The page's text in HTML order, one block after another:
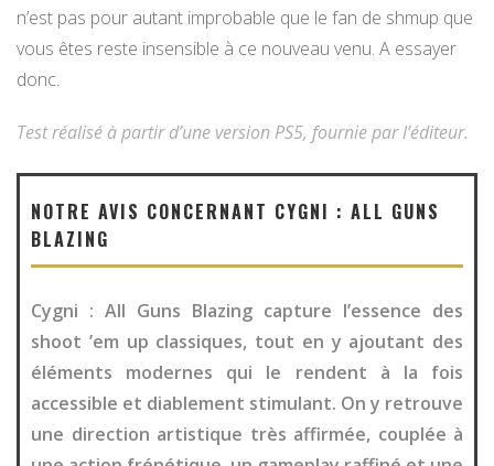
n’est pas pour autant improbable que le fan de shmup que
vous êtes reste insensible à ce nouveau venu. A essayer
donc.
Test réalisé à partir d’une version PS5, fournie par l’éditeur.
NOTRE AVIS CONCERNANT CYGNI : ALL GUNS
BLAZING
Cygni : All Guns Blazing capture l’essence des
shoot ’em up classiques, tout en y ajoutant des
éléments modernes qui le rendent à la fois
accessible et diablement stimulant. On y retrouve
une direction artistique très affirmée, couplée à